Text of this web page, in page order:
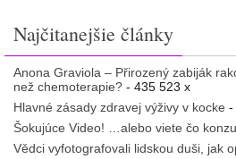
Najčitanejšie články
Anona Graviola – Přirozený zabiják
než chemoterapie? - 435 523 x
Hlavné zásady zdravej výživy v kocke -
Šokujúce Video! …alebo viete čo
Vědci vyfotografovali lidskou duši, jak